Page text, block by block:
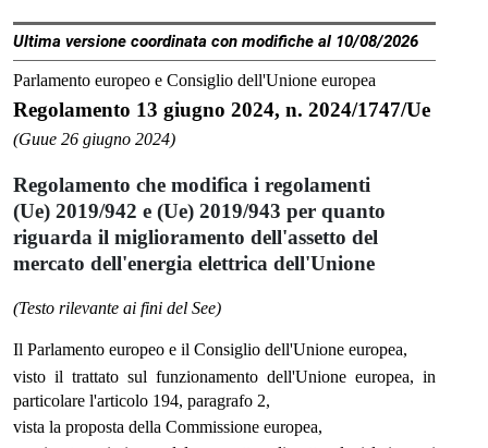
Ultima versione coordinata con modifiche al 10/08/2026
Parlamento europeo e Consiglio dell'Unione europea
Regolamento 13 giugno 2024, n. 2024/1747/Ue
(Guue 26 giugno 2024)
Regolamento che modifica i regolamenti
(Ue) 2019/942 e (Ue) 2019/943 per quanto
riguarda il miglioramento dell'assetto del
mercato dell'energia elettrica dell'Unione
(Testo rilevante ai fini del See)
Il Parlamento europeo e il Consiglio dell'Unione europea,
visto il trattato sul funzionamento dell'Unione europea, in
particolare l'articolo 194, paragrafo 2,
vista la proposta della Commissione europea,